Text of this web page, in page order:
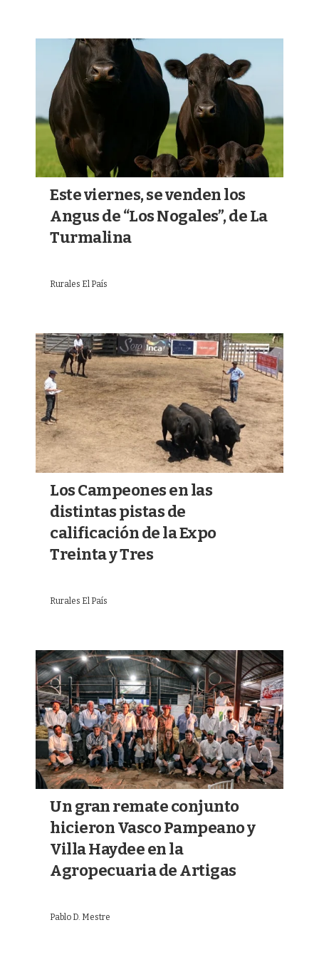
Este viernes, se venden los
Angus de “Los Nogales”, de La
Turmalina
Rurales El País
Los Campeones en las
distintas pistas de
calificación de la Expo
Treinta y Tres
Rurales El País
Un gran remate conjunto
hicieron Vasco Pampeano y
Villa Haydee en la
Agropecuaria de Artigas
Pablo D. Mestre